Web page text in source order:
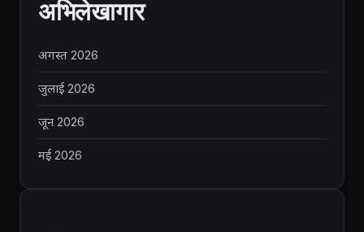
अभिलेखागार
अगस्त 2026
जुलाई 2026
जून 2026
मई 2026